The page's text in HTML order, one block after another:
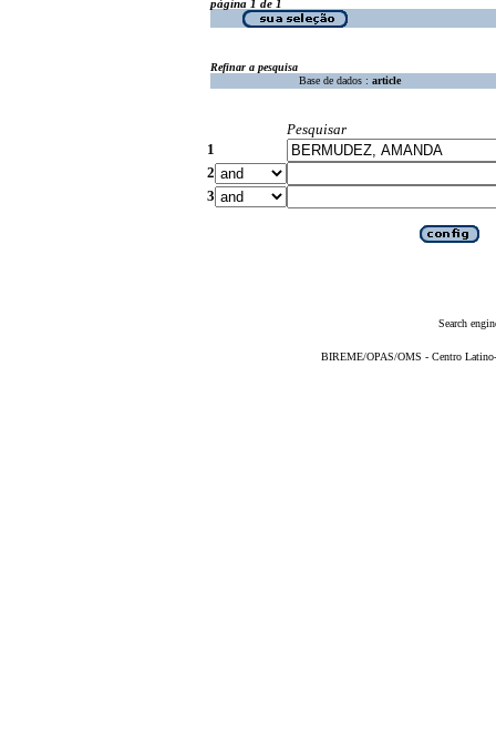
Refinar a pesquisa
Base de dados : article
Pesquisar
1
2
3
Search
BIREME/OPAS/OMS - Centro Latino-